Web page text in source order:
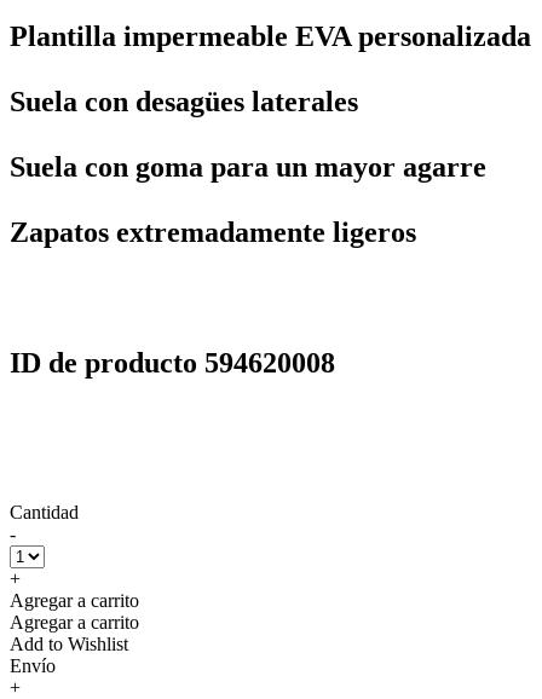
Plantilla impermeable EVA personalizada
Suela con desagües laterales
Suela con goma para un mayor agarre
Zapatos extremadamente ligeros
ID de producto 594620008
Cantidad
-
+
Agregar a carrito
Agregar a carrito
Add to Wishlist
Envío
+